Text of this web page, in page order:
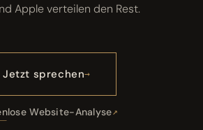
Apple verteilen den Rest.
Jetzt sprechen
Website-Analyse